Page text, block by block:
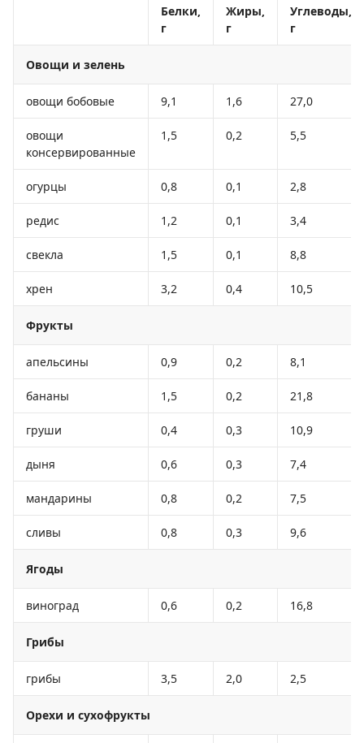
Белки,
г
Жиры,
г
Углеводы,
г
Овощи и зелень
овощи бобовые 9,1 1,6 27,0
овощи
консервированные
1,5 0,2 5,5
огурцы 0,8 0,1 2,8
редис 1,2 0,1 3,4
свекла 1,5 0,1 8,8
хрен 3,2 0,4 10,5
Фрукты
апельсины 0,9 0,2 8,1
бананы 1,5 0,2 21,8
груши 0,4 0,3 10,9
дыня 0,6 0,3 7,4
мандарины 0,8 0,2 7,5
сливы 0,8 0,3 9,6
Ягоды
виноград 0,6 0,2 16,8
Грибы
грибы 3,5 2,0 2,5
Орехи и сухофрукты